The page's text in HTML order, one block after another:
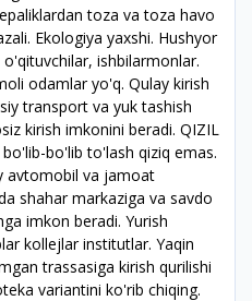
toza va toza havo
Ekologiya yaxshi. Hushyor
ishbilarmonlar.
odamlar yo'q. Qulay kirish
transport va yuk tashish
kirish imkonini beradi. QIZIL
bo'lib to'lash qiziq emas.
avtomobil va jamoat
shahar markaziga va savdo
imkon beradi. Yurish
kollejlar institutlar. Yaqin
trassasiga kirish qurilishi
variantini ko'rib chiqing.